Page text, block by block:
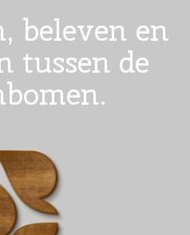
beleven en
tussen de